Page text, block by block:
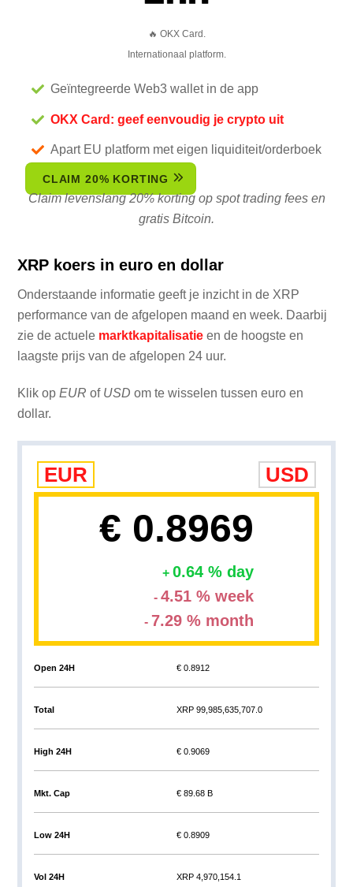
🔥 OKX Card.
Internationaal platform.
Geïntegreerde Web3 wallet in de app
OKX Card: geef eenvoudig je crypto uit
Apart EU platform met eigen liquiditeit/orderboek
CLAIM 20% KORTING
Claim levenslang 20% korting op spot trading fees en
gratis Bitcoin.
XRP koers in euro en dollar
Onderstaande informatie geeft je inzicht in de XRP
performance van de afgelopen maand en week. Daarbij
zie de actuele marktkapitalisatie en de hoogste en
laagste prijs van de afgelopen 24 uur.
Klik opEUR of USD om te wisselen tussen euro en
dollar.
EUR USD
€ 0.8969
0.64 % day
4.51 % week
7.29 % month
Open 24H € 0.8912
Total XRP 99,985,635,707.0
High 24H € 0.9069
Mkt. Cap € 89.68 B
Low 24H € 0.8909
Vol 24H XRP 4,970,154.1